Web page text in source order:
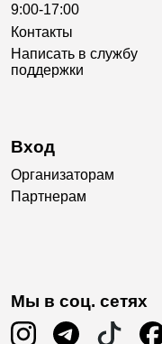
9:00-17:00
Контакты
Написать в службу
поддержки
Вход
Организаторам
Партнерам
Мы в соц. сетях